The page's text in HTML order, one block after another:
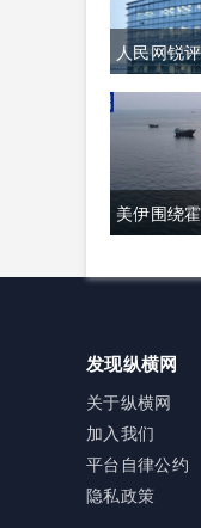
人民网锐
本土化：
话语体系
话语权争夺
美伊围绕
朗坚称仅
商、通航
方态度
发现纵横网
关于纵横网
加入我们
平台自律公约
隐私政策